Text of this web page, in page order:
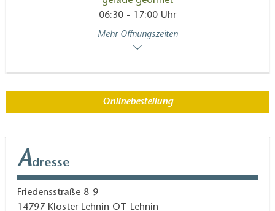
06:30 - 17:00 Uhr
Mehr Öffnungszeiten
Onlinebestellung
Adresse
Friedensstraße 8-9
14797 Kloster Lehnin OT Lehnin